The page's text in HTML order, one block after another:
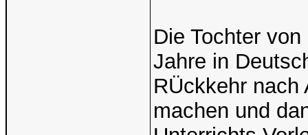
Die Tochter
Jahre in
RÜckkehr nach
machen und